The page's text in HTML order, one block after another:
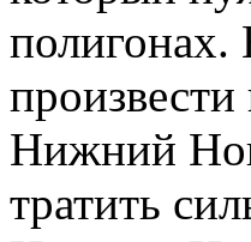
Нижний
тратить